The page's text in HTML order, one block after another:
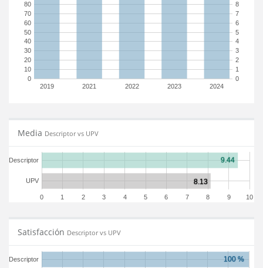
2019 2021 2022 2023 2024
0
10
20
30
40
50
60
70
80
0
1
2
3
4
5
6
7
8
Media Descriptor vs UPV
0 1 2 3 4 5 6 7 8 9 10
UPV
Descriptor
Satisfacción Descriptor vs UPV
Descriptor